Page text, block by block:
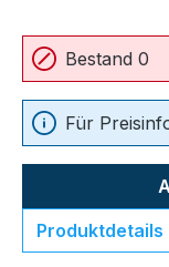
Bestand 0
Für
Produktdetails